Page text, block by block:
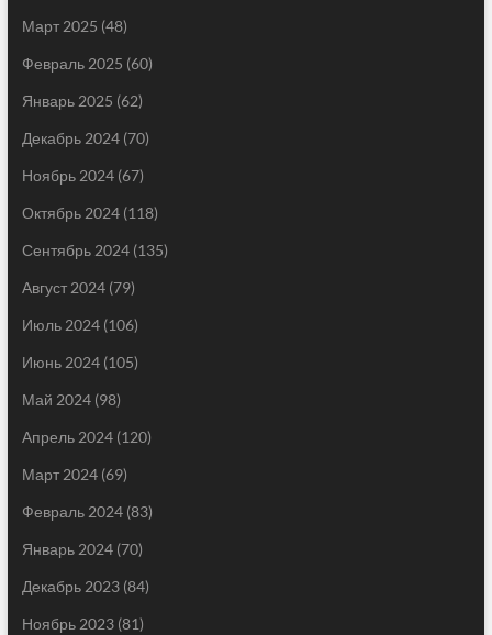
Март 2025 (48)
Февраль 2025 (60)
Январь 2025 (62)
Декабрь 2024(70)
Ноябрь 2024(67)
Октябрь 2024(118)
Сентябрь 2024(135)
Август 2024(79)
Июль 2024(106)
Июнь 2024(105)
Май 2024(98)
Апрель 2024(120)
Март 2024(69)
Февраль 2024(83)
Январь 2024(70)
Декабрь 2023(84)
Ноябрь 2023(81)